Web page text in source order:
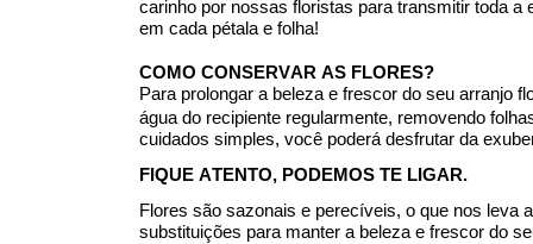
carinho por nossas floristas para transmitir toda
em cada pétala e folha!
COMO CONSERVAR AS FLORES?
Para prolongar a beleza e frescor do seu arranjo
água do recipiente regularmente, removendo
cuidados simples, você poderá desfrutar da
FIQUE ATENTO, PODEMOS TE LIGAR.
Flores são sazonais e perecíveis, o que nos leva
substituições para manter a beleza e frescor do